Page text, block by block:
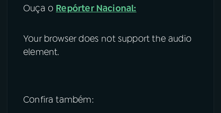
Ouça o Repórter Nacional:
Your browser does not support the audio
element.
Confira também: